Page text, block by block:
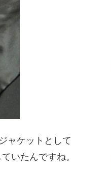
ャケットとして
いたんですね。